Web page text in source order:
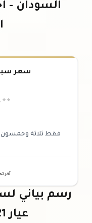
السودان -
سعر سبيكة
فقط ثلاثة وخمسون
آخر
عيار 21 في السودان